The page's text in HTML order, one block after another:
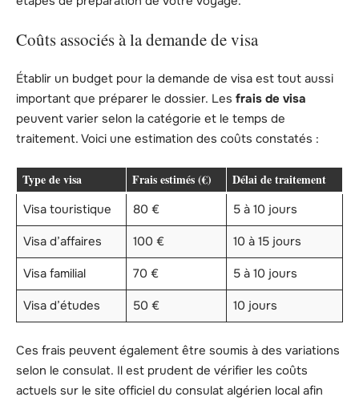
Coûts associés à la demande de visa
Établir un budget pour la demande de visa est tout aussi
important que préparer le dossier. Les frais de visa
peuvent varier selon la catégorie et le temps de
traitement. Voici une estimation des coûts constatés :
Type de visa Frais estimés (€) Délai de traitement
Visa touristique 80 €
5 à 10 jours
Visa d’affaires
100 €
10 à 15 jours
Visa familial
70 €
5 à 10 jours
Visa d’études
50 € 10 jours
Ces frais peuvent également être soumis à des variations
selon le consulat. Il est prudent de vérifier les coûts
actuels sur le site officiel du consulat algérien local afin